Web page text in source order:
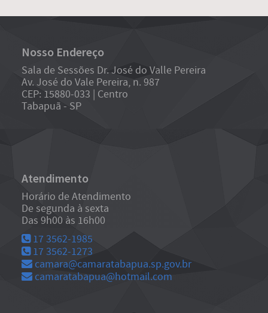
Nosso Endereço
Sala de Sessões Dr. José do Valle Pereira
Av. José do Vale Pereira, n. 987
CEP: 15880-033 | Centro
Tabapuã - SP
Atendimento
Horário de Atendimento
De segunda à sexta
Das 9h00 às 16h00
17 3562-1985
17 3562-1273
camara@camaratabapua.sp.gov.br
camaratabapua@hotmail.com